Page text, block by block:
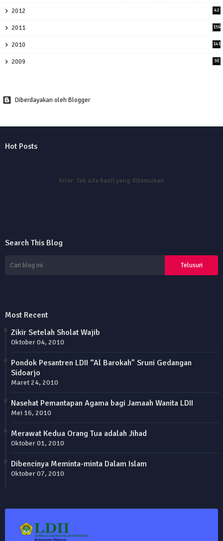
2012 42
2011 156
2010 141
2009 30
Diberdayakan oleh Blogger
Hot Posts
Error: Tak ada hasil yang ditemukan
Search This Blog
Most Recent
Zikir Setelah Sholat Wajib
Oktober 04, 2010
Pondok Pesantren LDII “Al Barokah” Sruni Gedangan
Sidoarjo
Maret 24, 2010
Nasehat Pemantapan Agama bagi Jamaah Wanita LDII
Mei 16, 2010
Merawat Kedua Orang Tua adalah Jihad
Oktober 01, 2010
Dibencinya Meminta-minta Dalam Islam
Oktober 07, 2010